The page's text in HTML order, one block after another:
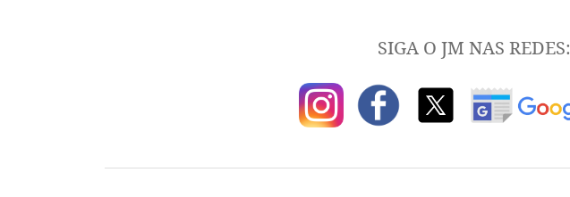
SIGA O JM NAS REDES: